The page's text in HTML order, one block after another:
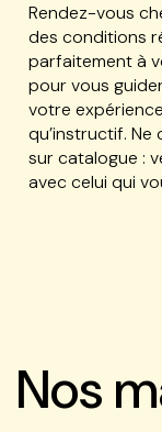
Rendez-vous
des conditions
parfaitement à
pour vous
votre
qu’instructif.
sur catalogue :
avec celui qui
Nos